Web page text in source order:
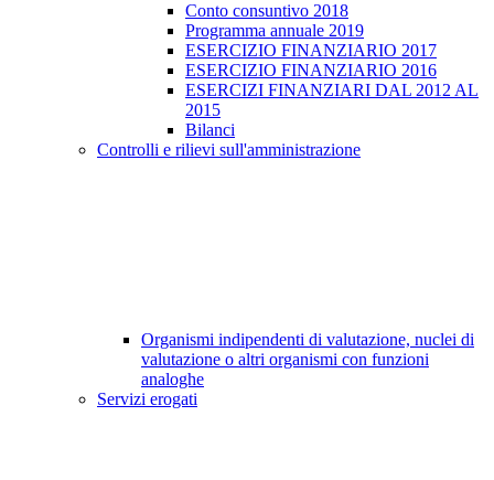
Conto consuntivo 2018
Programma annuale 2019
ESERCIZIO FINANZIARIO 2017
ESERCIZIO FINANZIARIO 2016
ESERCIZI FINANZIARI DAL 2012 AL
2015
Bilanci
Controlli e rilievi sull'amministrazione
Organismi indipendenti di valutazione, nuclei di
valutazione o altri organismi con funzioni
analoghe
Servizi erogati